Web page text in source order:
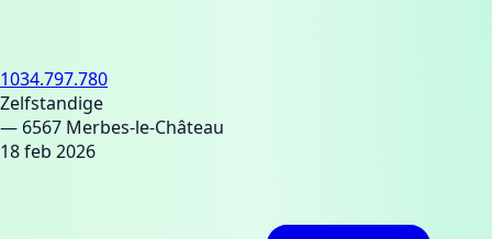
1034.797.780
Zelfstandige
— 6567 Merbes-le-Château
18 feb 2026